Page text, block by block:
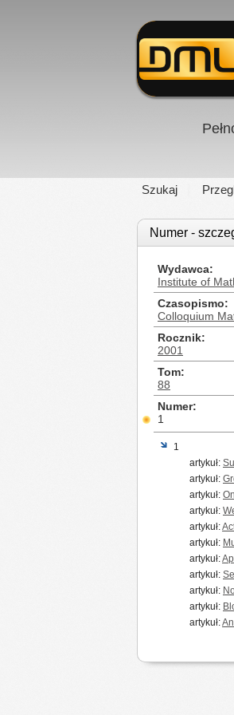
Szukaj
Numer -
Wydawca
Institute of
Czasopismo
Colloquium
Rocznik
2001
Tom
88
Numer
1
1
artykuł:
artykuł:
artykuł:
artykuł:
artykuł:
artykuł:
artykuł:
artykuł:
artykuł:
artykuł:
artykuł: